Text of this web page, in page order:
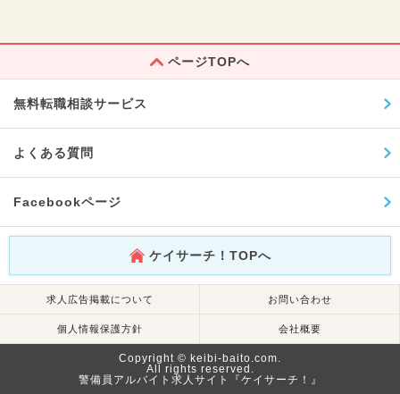
ページTOPへ
無料転職相談サービス
よくある質問
Facebookページ
ケイサーチ！TOPへ
求人広告掲載について お問い合わせ
個人情報保護方針 会社概要
Copyright © keibi-baito.com.
All rights reserved.
警備員アルバイト求人サイト『ケイサーチ！』